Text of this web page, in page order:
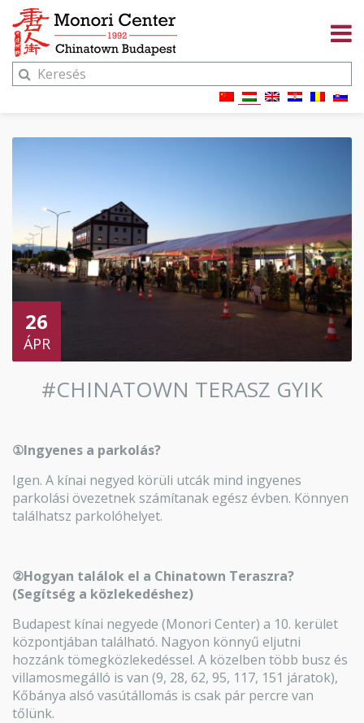
26
ÁPR
#CHINATOWN TERASZ GYIK
①Ingyenes a parkolás?
Igen. A kínai negyed körüli utcák mind ingyenes
parkolási övezetnek számítanak egész évben. Könnyen
találhatsz parkolóhelyet.
②Hogyan találok el a Chinatown Teraszra?
(Segítség a közlekedéshez)
Budapest kínai negyede (Monori Center) a 10. kerület
központjában található. Nagyon könnyű eljutni
hozzánk tömegközlekedéssel. A közelben több busz és
villamosmegálló is van (9, 28, 62, 95, 117, 151 járatok),
Kőbánya alsó vasútállomás is csak pár percre van
tőlünk.